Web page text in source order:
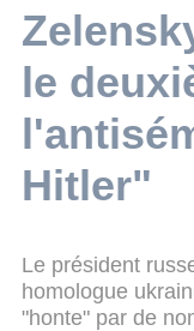
le
Hitler"
Le président
homologue
"honte" par de